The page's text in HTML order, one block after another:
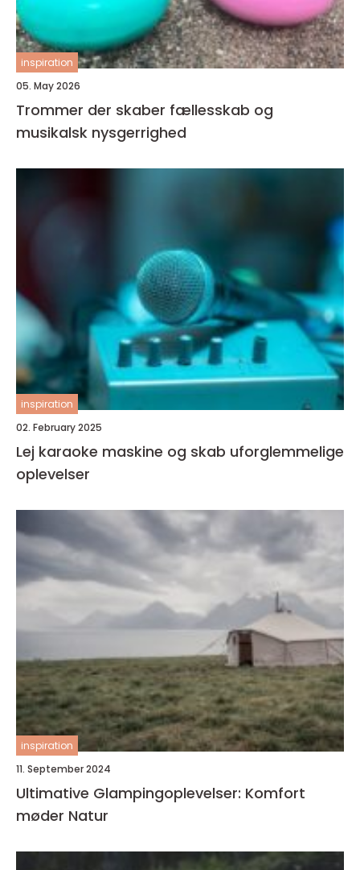
inspiration
05. May 2026
Trommer der skaber fællesskab og
musikalsk nysgerrighed
inspiration
02. February 2025
Lej karaoke maskine og skab uforglemmelige
oplevelser
inspiration
11. September 2024
Ultimative Glampingoplevelser: Komfort
møder Natur